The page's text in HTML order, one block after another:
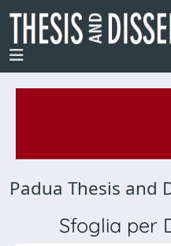
Padua Thesis and
Sfoglia per